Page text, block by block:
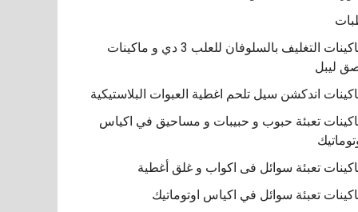
ماكينات التغليف بالسلوفان للعلب 3 دي و ماكينات
ليبل
اندكشن سيل تلحم اغطية العبوات البلاستيكية
تعبئة حبوب و حبيبات و مساحيق في اكياس
تعبئة سوائل فى اكواب و غلق أغطية
تعبئة سوائل في اكياس اوتوماتيك